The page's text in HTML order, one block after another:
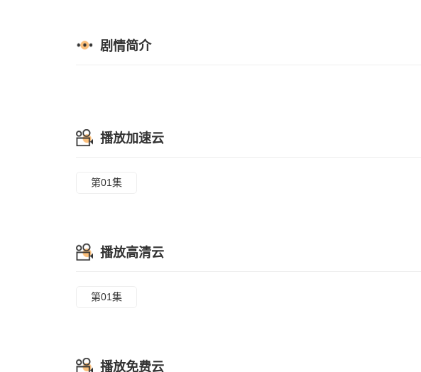
剧情简介
播放加速云
第01集
播放高清云
第01集
播放免费云